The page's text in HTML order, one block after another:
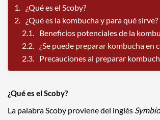
¿Qué es el Scoby?
¿Qué es la kombucha y para qué sirve?
Beneficios potenciales de la
¿Se puede preparar kombucha en
Precauciones al preparar
¿Qué es el Scoby?
La palabra Scoby proviene del inglés